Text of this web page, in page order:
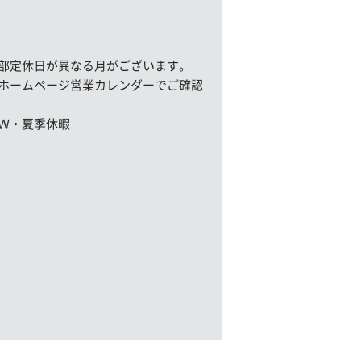
休日が異なる月がございます。
ページ営業カレンダーでご確認
・夏季休暇